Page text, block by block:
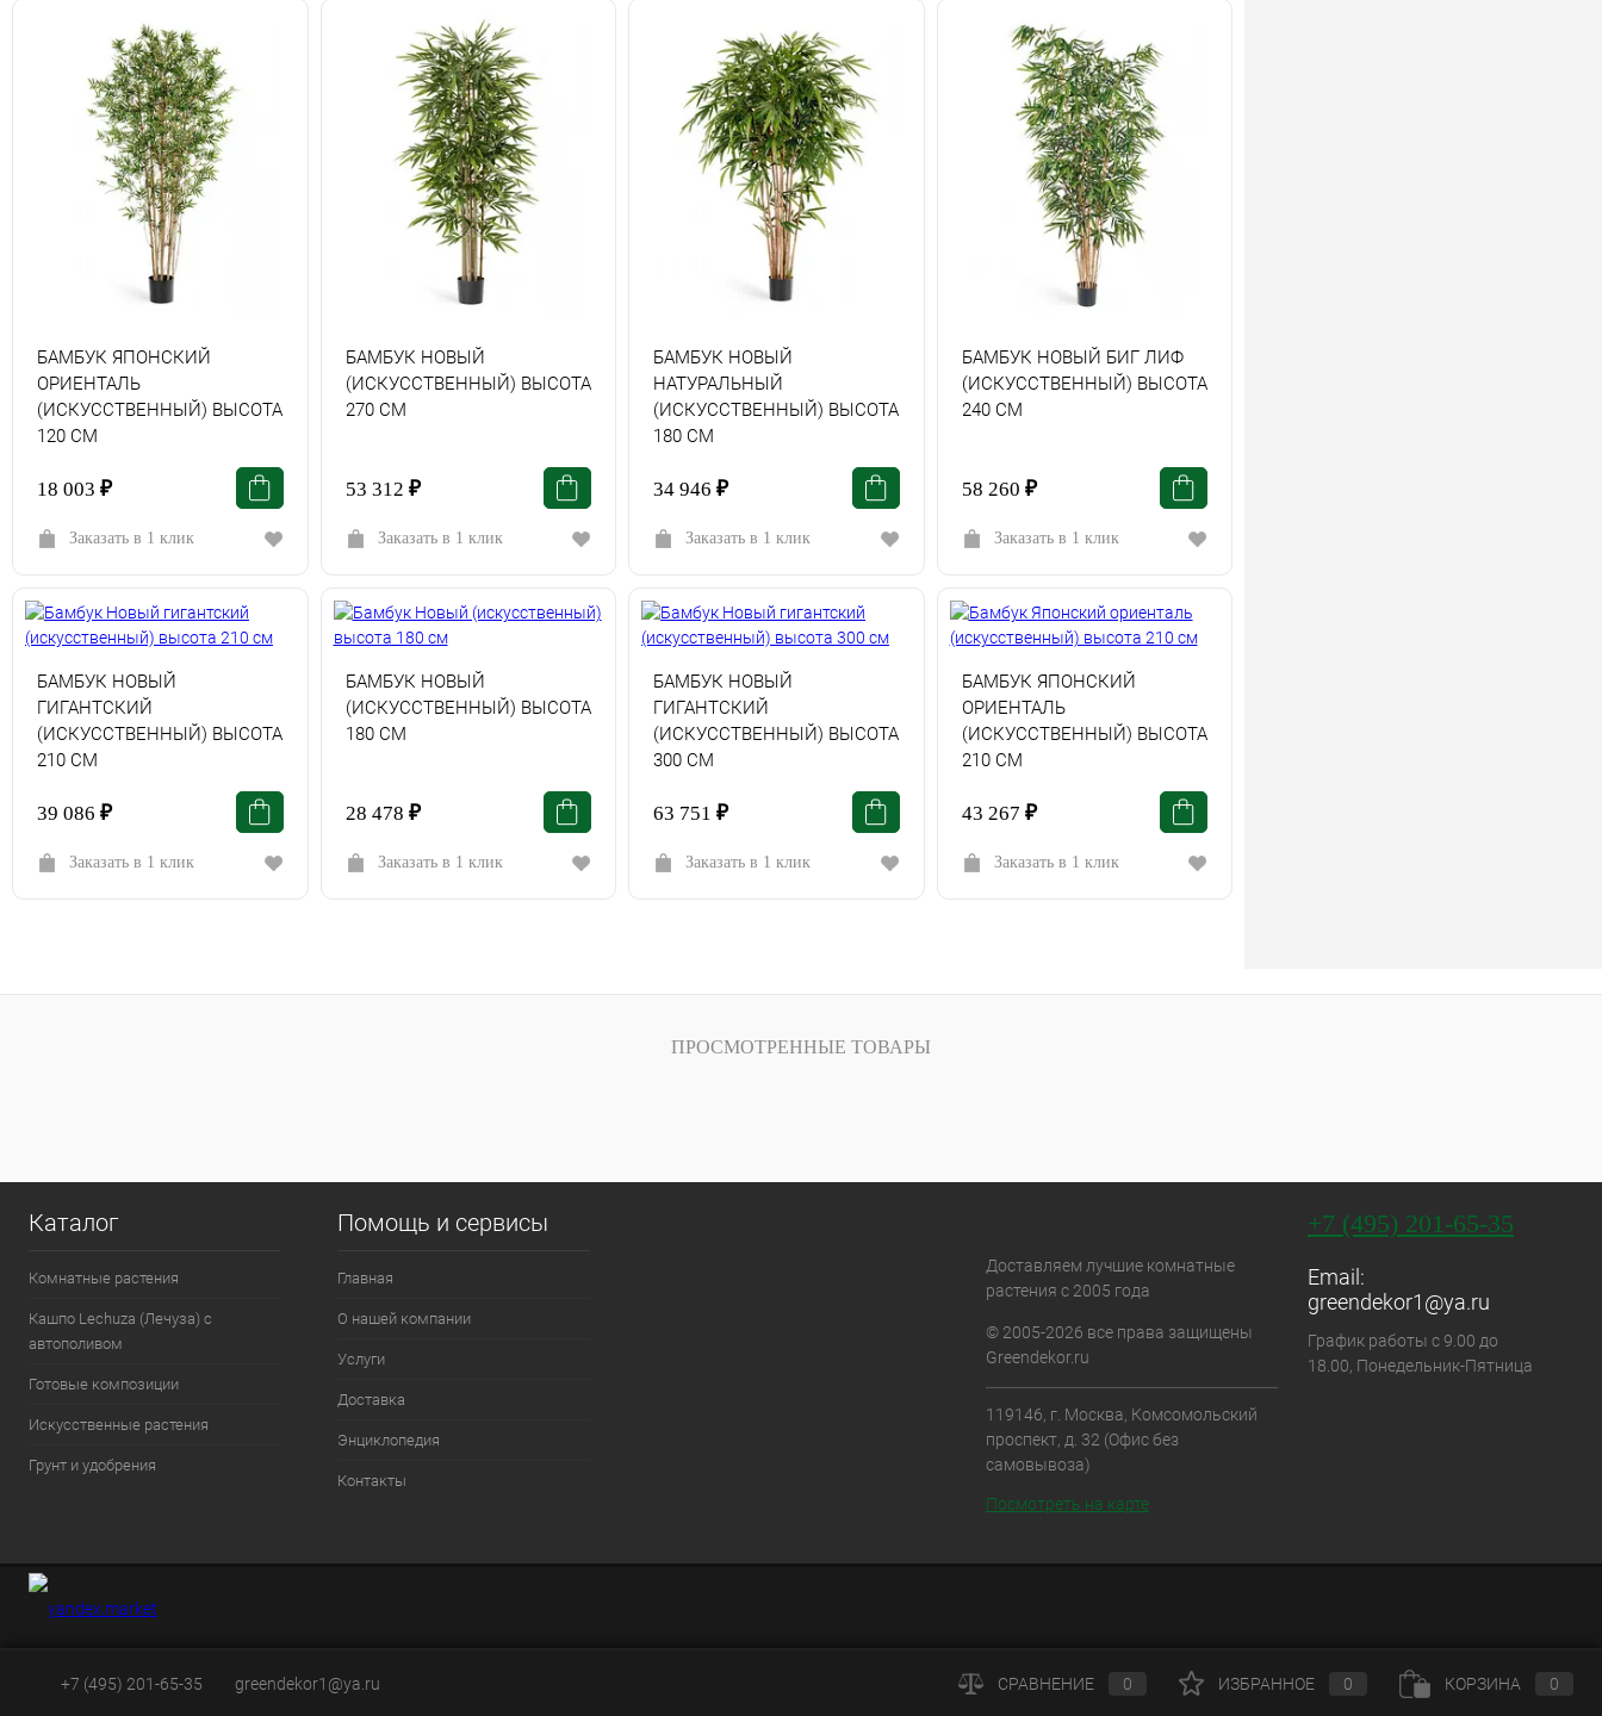
БАМБУК ЯПОНСКИЙ
ОРИЕНТАЛЬ
(ИСКУССТВЕННЫЙ) ВЫСОТА
120 СМ
18 003 ₽
Заказать в 1 клик
БАМБУК НОВЫЙ
(ИСКУССТВЕННЫЙ) ВЫСОТА
270 СМ
53 312 ₽
Заказать в 1 клик
БАМБУК НОВЫЙ
НАТУРАЛЬНЫЙ
(ИСКУССТВЕННЫЙ) ВЫСОТА
180 СМ
34 946 ₽
Заказать в 1 клик
БАМБУК НОВЫЙ БИГ ЛИФ
(ИСКУССТВЕННЫЙ) ВЫСОТА
240 СМ
58 260 ₽
Заказать в 1 клик
БАМБУК НОВЫЙ
ГИГАНТСКИЙ
(ИСКУССТВЕННЫЙ) ВЫСОТА
210 СМ
39 086 ₽
Заказать в 1 клик
БАМБУК НОВЫЙ
(ИСКУССТВЕННЫЙ) ВЫСОТА
180 СМ
28 478 ₽
Заказать в 1 клик
БАМБУК НОВЫЙ
ГИГАНТСКИЙ
(ИСКУССТВЕННЫЙ) ВЫСОТА
300 СМ
63 751 ₽
Заказать в 1 клик
БАМБУК ЯПОНСКИЙ
ОРИЕНТАЛЬ
(ИСКУССТВЕННЫЙ) ВЫСОТА
210 СМ
43 267 ₽
Заказать в 1 клик
ПРОСМОТРЕННЫЕ ТОВАРЫ
Каталог
Комнатные растения
Кашпо Lechuza (Лечуза) с
автополивом
Готовые композиции
Искусственные растения
Грунт и удобрения
Помощь и сервисы
Главная
О нашей компании
Услуги
Доставка
Энциклопедия
Контакты
Доставляем лучшие комнатные
растения с 2005 года
© 2005-2026 все права защищены
Greendekor.ru
119146, г. Москва, Комсомольский
проспект, д. 32 (Офис без
самовывоза)
Посмотреть на карте
+7 (495) 201-65-35
Email:
greendekor1@ya.ru
График работы с 9.00 до
18.00, Понедельник-Пятница
+7 (495) 201-65-35 greendekor1@ya.ru СРАВНЕНИЕ 0 ИЗБРАННОЕ 0 КОРЗИНА 0